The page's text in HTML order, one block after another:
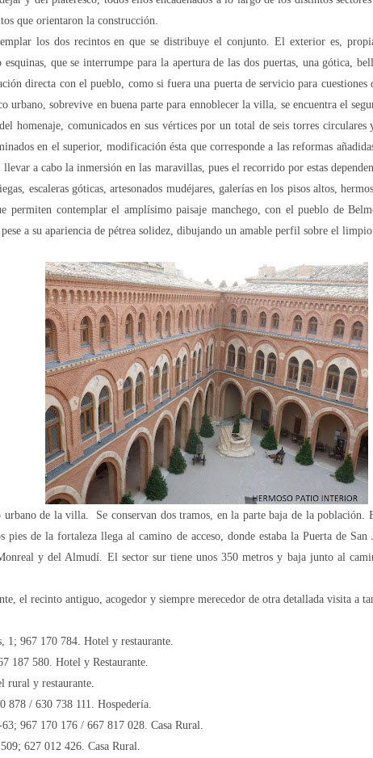
que orientaron la construcción.
los dos recintos en que se distribuye el conjunto. El exterior es,
que se interrumpe para la apertura de las dos puertas, una gótica,
directa con el pueblo, como si fuera una puerta de servicio para
urbano, sobrevive en buena parte para ennoblecer la villa, se encuentra el
homenaje, comunicados en sus vértices por un total de seis torres
en el superior, modificación ésta que corresponde a las reformas
llevar a cabo la inmersión en las maravillas, pues el recorrido por estas
escaleras góticas, artesonados mudéjares, galerías en los pisos altos,
permiten contemplar el amplísimo paisaje manchego, con el pueblo de
a su apariencia de pétrea solidez, dibujando un amable perfil sobre el
de la villa. Se conservan dos tramos, en la parte baja de la
de la fortaleza llega al camino de acceso, donde estaba la Puerta de San
y del Almudí. El sector sur tiene unos350 metros y baja junto al
el recinto antiguo, acogedor y siempre merecedor de otra detallada visita a
1; 967 170 784. Hotel y restaurante.
187 580. Hotel y Restaurante.
rural y restaurante.
878 / 630 738 111. Hospedería.
967 170 176 / 667 817 028. Casa Rural.
627 012 426. Casa Rural.